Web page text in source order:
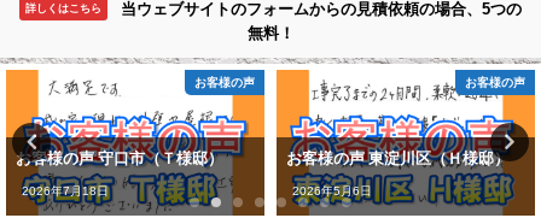
詳しくはこちら
当ウェブサイトのフォームからの見積依頼の場合、5つの
無料！
お客様の声
お客様の声 守口市（Ｔ様邸）
2026年7月18日
お客様の声
お客様の声 東淀川区（Ｈ様邸）
2026年5月6日